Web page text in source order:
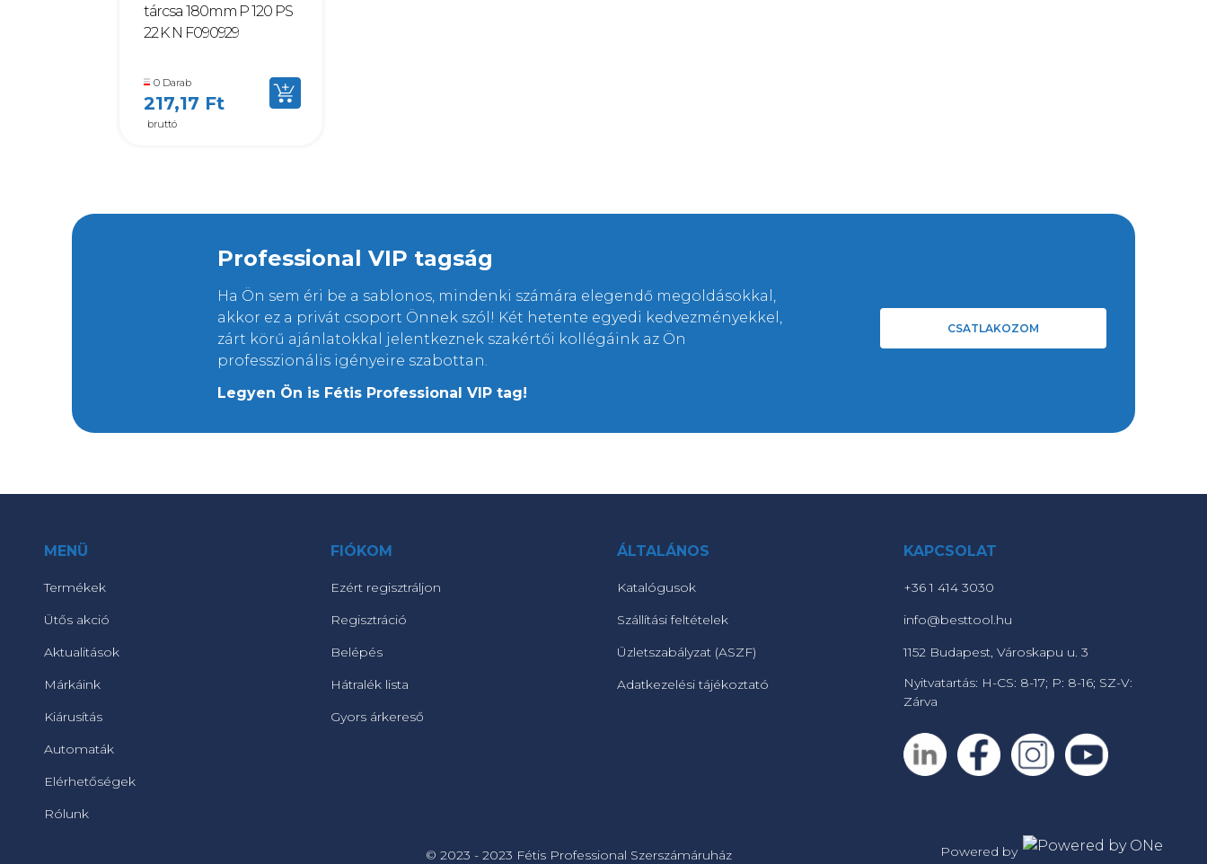
tárcsa 180mm P 120 PS
22 K N F090929
0 Darab
217,17 Ft
bruttó
Professional VIP tagság
Ha Ön sem éri be a sablonos, mindenki számára elegendő megoldásokkal,
akkor ez a privát csoport Önnek szól! Két hetente egyedi kedvezményekkel,
zárt körű ajánlatokkal jelentkeznek szakértői kollégáink az Ön
professzionális igényeire szabottan.
Legyen Ön is Fétis Professional VIP tag!
CSATLAKOZOM
MENÜ
Termékek
Ütős akció
Aktualitások
Márkáink
Kiárusítás
Automaták
Elérhetőségek
Rólunk
FIÓKOM
Ezért regisztráljon
Regisztráció
Belépés
Hátralék lista
Gyors árkereső
ÁLTALÁNOS
Katalógusok
Szállítási feltételek
Üzletszabályzat (ASZF)
Adatkezelési tájékoztató
KAPCSOLAT
+36 1 414 3030
info@besttool.hu
1152 Budapest, Városkapu u. 3
Nyitvatartás: H-CS: 8-17; P: 8-16; SZ-V:
Zárva
© 2023 - 2023 Fétis Professional Szerszámáruház Powered by